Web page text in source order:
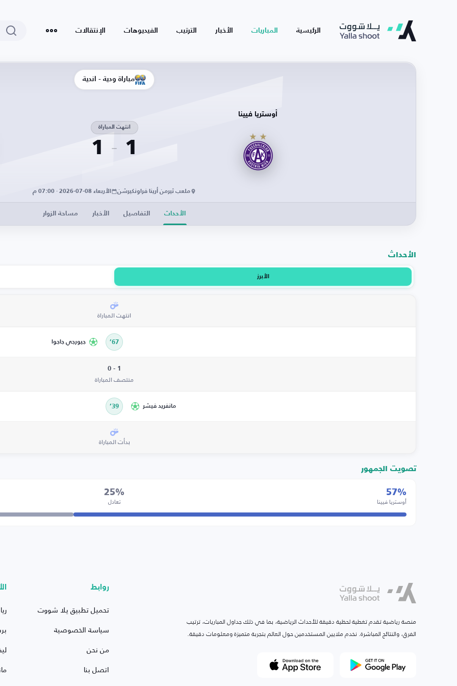
الرئيسية المباريات الأخبار الترتيب الفيديوهات الإنتقالات
مباراة ودية - أندية
أوستريا فيينا
1
انتهت المباراة
1
ملعب ثيرمن أرينا فراونكيرشن الأربعاء 08-07-2026 · 07:00 م
الأحداث التفاصيل الأخبار مساحة الزوار
الأحداث
الأبرز
انتهت المباراة
67’ جيورجي جاجوا
1 - 0
منتصف المباراة
مانفريد فيشر 39’
بدأت المباراة
تصويت الجمهور
57%
أوستريا فيينا
25%
تعادل
منصة رياضية تقدم تغطية لحظية دقيقة للأحداث الرياضية، بما في ذلك جداول المباريات، ترتيب
الفرق، والنتائج المباشرة. نخدم ملايين المستخدمين حول العالم بتجربة متميزة ومعلومات دقيقة.
روابط
تحميل تطبيق يلا شووت
سياسة الخصوصية
من نحن
اتصل بنا